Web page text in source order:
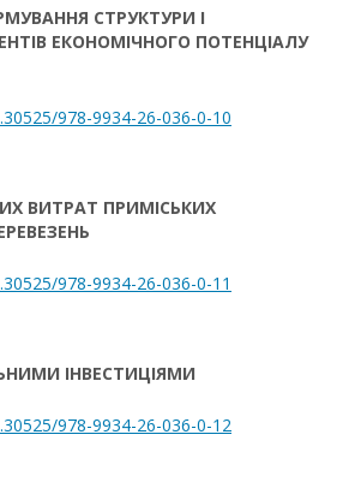
СТРУКТУРИ І
ЕКОНОМІЧНОГО ПОТЕНЦІАЛУ
978-9934-26-036-0-10
ВИТРАТ ПРИМІСЬКИХ
978-9934-26-036-0-11
ІНВЕСТИЦІЯМИ
978-9934-26-036-0-12